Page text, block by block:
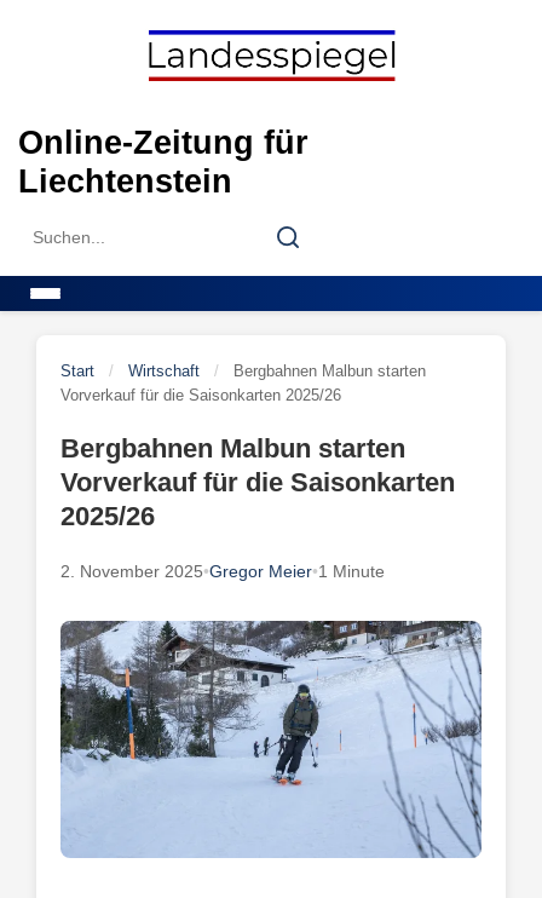
Online-Zeitung für
Liechtenstein
Search
Search
Start / Wirtschaft /
Bergbahnen Malbun starten
Vorverkauf für die Saisonkarten 2025/26
Bergbahnen Malbun starten
Vorverkauf für die Saisonkarten
2025/26
2. November 2025•Gregor Meier•1 Minute